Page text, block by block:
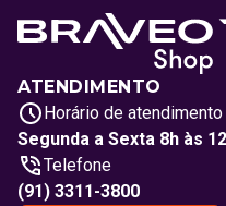
ATENDIMENTO
Horário de atendimento
Segunda a Sexta 8h às
Telefone
(91) 3311-3800